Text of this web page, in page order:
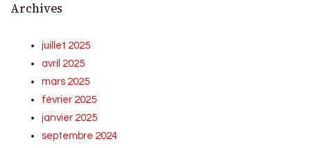
Archives
juillet 2025
avril 2025
mars 2025
février 2025
janvier 2025
septembre 2024